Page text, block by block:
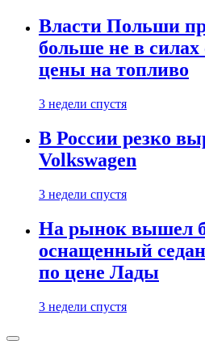
Власти Польши
больше не в силах
цены на топливо
3 недели спустя
В России резко
Volkswagen
3 недели спустя
На рынок вышел
оснащенный
по цене Лады
3 недели спустя